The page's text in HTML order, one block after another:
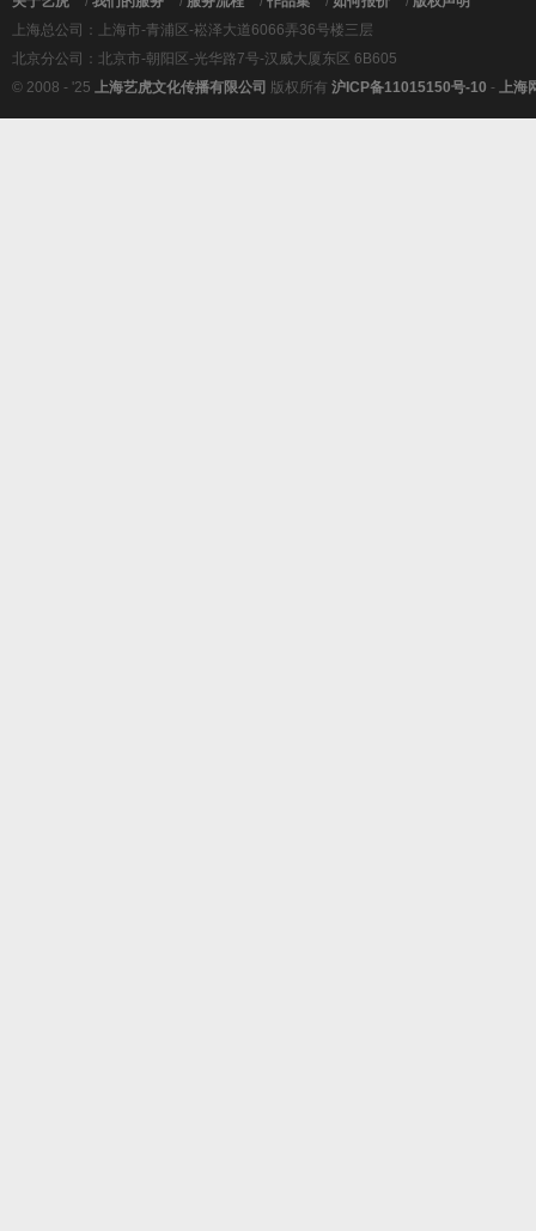
上海总公司：上海市-青浦区-崧泽大道6066弄36号楼三层
北京分公司：北京市-朝阳区-光华路7号-汉威大厦东区 6B605
© 2008 - '25 上海艺虎文化传播有限公司 版权所有 沪ICP备11015150号-10 - 上海